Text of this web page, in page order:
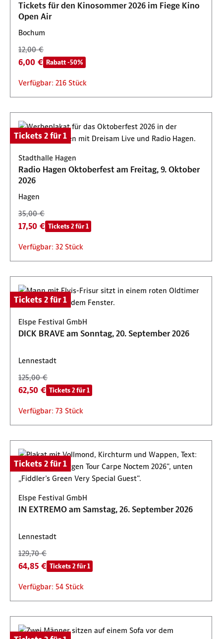
Tickets für den Kinosommer 2026 im Fiege Kino
Open Air
Bochum
12,00 €
6,00 € Rabatt -50%
Verfügbar: 216 Stück
Tickets 2 für 1
Stadthalle Hagen
Radio Hagen Oktoberfest am Freitag, 9. Oktober
2026
Hagen
35,00 €
17,50 € Tickets 2 für 1
Verfügbar: 32 Stück
Tickets 2 für 1
Elspe Festival GmbH
DICK BRAVE am Sonntag, 20. September 2026
Lennestadt
125,00 €
62,50 € Tickets 2 für 1
Verfügbar: 73 Stück
Tickets 2 für 1
Elspe Festival GmbH
IN EXTREMO am Samstag, 26. September 2026
Lennestadt
129,70 €
64,85 € Tickets 2 für 1
Verfügbar: 54 Stück